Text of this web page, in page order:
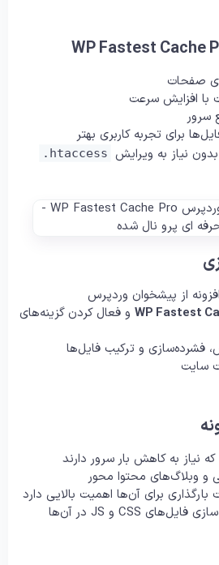
صفحات
با افزایش سرعت
سرور
برای تجربه کاربری بهتر
نیاز به ویرایش .htaccess
از پیشخوان وردپرس
WP Fastest و فعال کردن گزینه‌های
فشرده‌سازی و ترکیب فایل‌ها
سایت
نیاز به کاهش بار سرور دارند
و وبلاگ‌های محتوا محور
برای آن‌ها اهمیت بالایی دارد
سایت‌هایی که بهینه‌سازی فایل‌های CSS و JS در آن‌ها